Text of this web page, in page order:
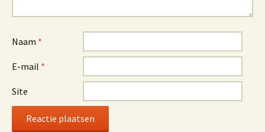
Naam *
E-mail *
Site